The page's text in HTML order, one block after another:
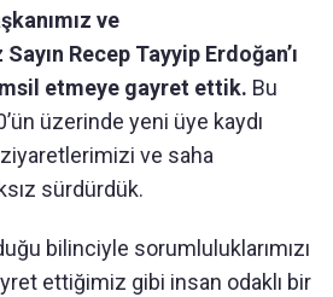
ve
Recep Tayyip Erdoğan’ı
etmeye gayret ettik. Bu
üzerinde yeni üye kaydı
ve saha
sürdürdük.
bilinciyle sorumluluklarımızı
ettiğimiz gibi insan odaklı bir